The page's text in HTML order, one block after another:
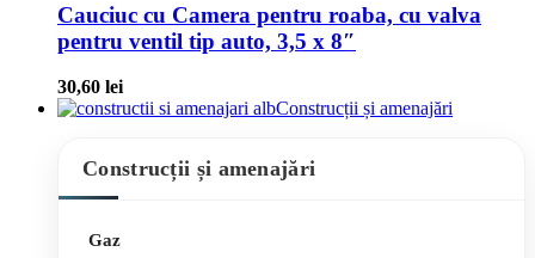
Cauciuc cu Camera pentru roaba, cu valva
pentru ventil tip auto, 3,5 x 8″
30,60 lei
Construcții și amenajări
Construcții și amenajări
Gaz